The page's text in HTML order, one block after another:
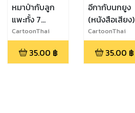
หมาป่ากับลูก
แพะทั้ง 7
(หนังสือเสียง)
CartoonThai
Studio
35.00 ฿
อีกากับนกยูง
(หนังสือเสียง)
CartoonThai
Studio
35.00 ฿